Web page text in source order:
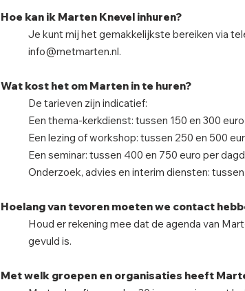
Hoe kan ik Marten Knevel inhuren?
Je kunt mij het gemakkelijkste bereiken via
info@metmarten.nl.
Wat kost het om Marten in te huren?
De tarieven zijn indicatief:
Een thema-kerkdienst: tussen 150 en 300 euro.
Een lezing of workshop: tussen 250 en 500
Een seminar: tussen 400 en 750 euro per
Onderzoek, advies en interim diensten: tussen
Hoelang van tevoren moeten we contact
Houd er rekening mee dat de agenda van
gevuld is.
Met welk groepen en organisaties heeft